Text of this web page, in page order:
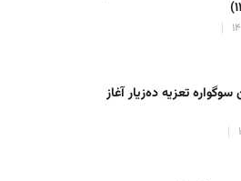
تعزیه ده‌زیار آغاز